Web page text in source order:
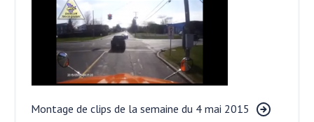
Montage de clips de la semaine du 4 mai 2015